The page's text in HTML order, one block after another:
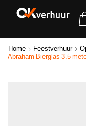
Home Feestverhuur
Abraham Bierglas 3.5